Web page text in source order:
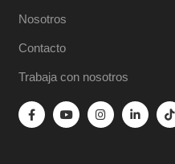
Nosotros
Contacto
Trabaja con nosotros